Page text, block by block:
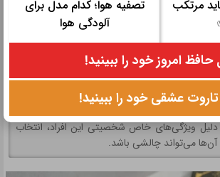
مورد نیاز برای مطالعه:۹ دقیقه
۱۷ اردیبهشت ۱۴۰۴ - ۱۸:۴۶
رای‌دهندگان:
۰ ۰
دسته ها: هدیه تولد
از ویژگی‌های خاص و پیچیده‌ای برخوردارند. این
ویژگی‌های خاص شخصیتی این افراد، انتخاب
می‌تواند چالشی باشد.
مرتکب
تصفیه هوا؛ کدام مدل برای
آلودگی هوا
حافظ امروز خود را ببینید!
عشقی خود را ببینید!